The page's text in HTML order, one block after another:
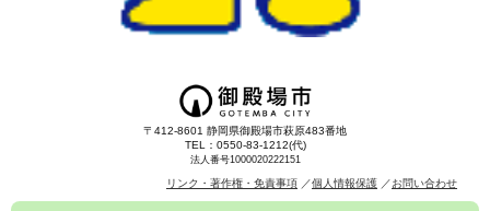
〒412-8601 静岡県御殿場市萩原483番地
TEL：0550-83-1212(代)
法人番号1000020222151
リンク・著作権・免責事項 個人情報保護 お問い合わせ